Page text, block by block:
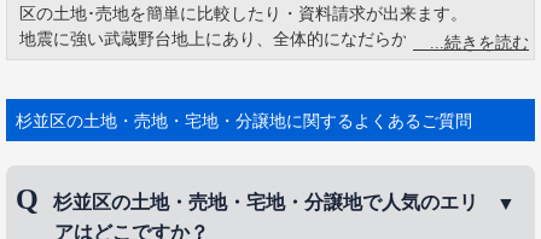
区の土地･売地を簡単に比較したり・資料請求が出来ます。
地震に強い武蔵野台地上にあり、全体的になだらかな高台地域で
す。その為か、関東 大震災後には、多 くの文化人、著名人が移り
ロ戦にもう搭 載された「栄」エンジンなど優れた製品を世 に送り
出した航空機メーカーの「中島飛行機」が、東京進 出の第一歩に
社が結集して「富士重工 株式 会社」が発足しました。富士重工株
式会社は「スバル」のブランド名で自動車などを 製造していま
杉並区の土地・売地・宅地・分譲地に関するよくあるご質問
杉並区の土地・売地・宅地・分譲地で人気のエリ
アはどこですか？